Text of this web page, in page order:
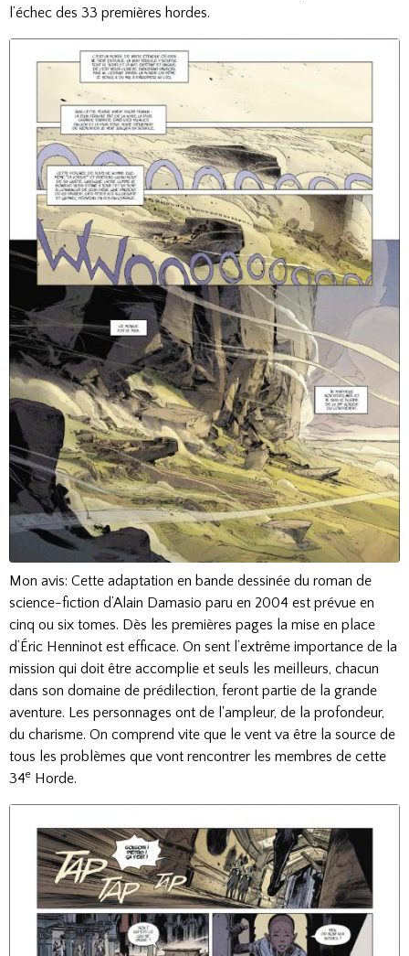
l’échec des 33 premières hordes.
Mon avis: Cette adaptation en bande dessinée du roman de
science-fiction d’Alain Damasio paru en 2004 est prévue en
cinq ou six tomes. Dès les premières pages la mise en place
d’Éric Henninot est efficace. On sent l’extrême importance de la
mission qui doit être accomplie et seuls les meilleurs, chacun
dans son domaine de prédilection, feront partie de la grande
aventure. Les personnages ont de l'ampleur, de la profondeur,
du charisme. On comprend vite que le vent va être la source de
tous les problèmes que vont rencontrer les membres de cette
34e Horde.